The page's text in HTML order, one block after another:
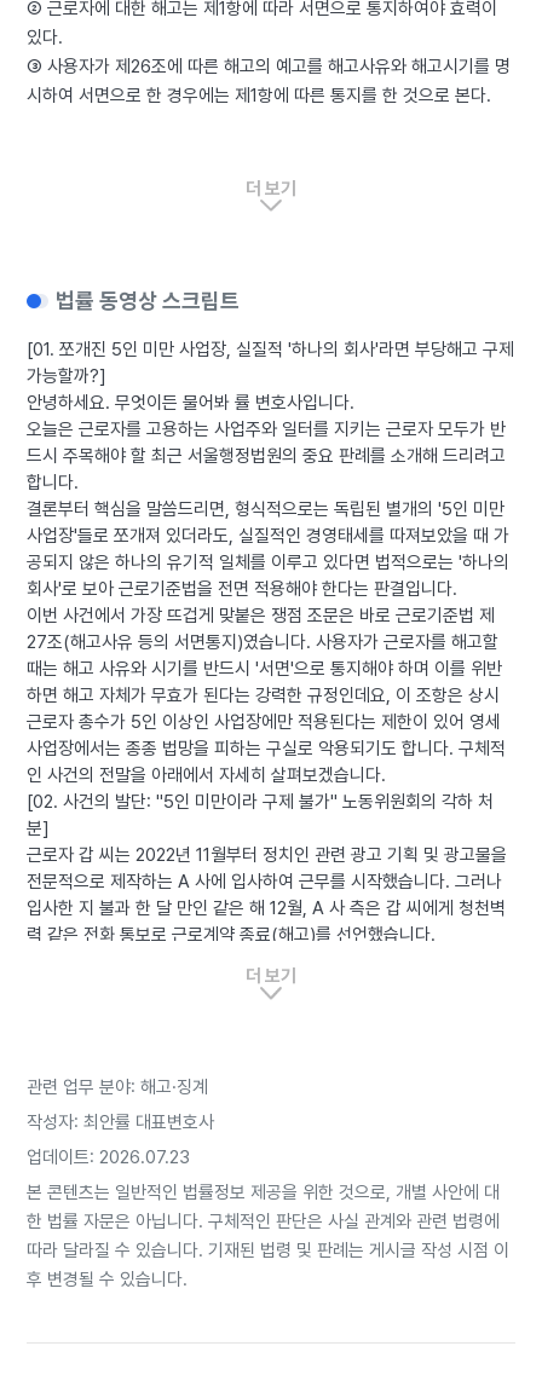
② 근로자에 대한 해고는 제1항에 따라 서면으로 통지하여야 효력이
있다.
③ 사용자가 제26조에 따른 해고의 예고를 해고사유와 해고시기를 명
시하여 서면으로 한 경우에는 제1항에 따른 통지를 한 것으로 본다.
더 보기
법률 동영상 스크립트
[01. 쪼개진 5인 미만 사업장, 실질적 '하나의 회사'라면 부당해고 구제
가능할까?]
안녕하세요. 무엇이든 물어봐 률 변호사입니다.
오늘은 근로자를 고용하는 사업주와 일터를 지키는 근로자 모두가 반
드시 주목해야 할 최근 서울행정법원의 중요 판례를 소개해 드리려고
합니다.
결론부터 핵심을 말씀드리면, 형식적으로는 독립된 별개의 '5인 미만
사업장'들로 쪼개져 있더라도, 실질적인 경영태세를 따져보았을 때 가
공되지 않은 하나의 유기적 일체를 이루고 있다면 법적으로는 '하나의
회사'로 보아 근로기준법을 전면 적용해야 한다는 판결입니다.
이번 사건에서 가장 뜨겁게 맞붙은 쟁점 조문은 바로 근로기준법 제
27조(해고사유 등의 서면통지)였습니다. 사용자가 근로자를 해고할
때는 해고 사유와 시기를 반드시 '서면'으로 통지해야 하며 이를 위반
하면 해고 자체가 무효가 된다는 강력한 규정인데요, 이 조항은 상시
근로자 총수가 5인 이상인 사업장에만 적용된다는 제한이 있어 영세
사업장에서는 종종 법망을 피하는 구실로 악용되기도 합니다. 구체적
인 사건의 전말을 아래에서 자세히 살펴보겠습니다.
[02. 사건의 발단: "5인 미만이라 구제 불가" 노동위원회의 각하 처
분]
근로자 갑 씨는 2022년 11월부터 정치인 관련 광고 기획 및 광고물을
전문적으로 제작하는 A 사에 입사하여 근무를 시작했습니다. 그러나
입사한 지 불과 한 달 만인 같은 해 12월, A 사 측은 갑 씨에게 청천벽
력 같은 전화 통보로 근로계약 종료(해고)를 선언했습니다.
위원회에 구제 신청을 제기했으나, 노동위원회의 문턱은 높았습니다.
용 대상이 아니라며 사건을 '각하' 처분함.
● 중앙노동위원회의 판단: 이에 불복한 갑 씨가 재심을 신청했으나
이 역시 기소유예하듯 기각됨.
다. 갑 씨는 여론조사, 정치 컨설팅, 마케팅 등의 사업을 영위하는 B 사
의 대표 '을 씨'가 자기가 근무하던 A 사까지 사실상 독점 경영하고 있
다고 주장했습니다. 두 회사는 명목상 서류로만 분리되어 있을 뿐, 경
영상 일체를 이루며 유기적으로 소통하는 하나의 사업장이라는 폭로
더 보기
관련 업무 분야: 해고·징계
작성자: 최안률 대표변호사
업데이트: 2026.07.23
본 콘텐츠는 일반적인 법률정보 제공을 위한 것으로, 개별 사안에 대
한 법률 자문은 아닙니다. 구체적인 판단은 사실 관계와 관련 법령에
따라 달라질 수 있습니다. 기재된 법령 및 판례는 게시글 작성 시점 이
후 변경될 수 있습니다.